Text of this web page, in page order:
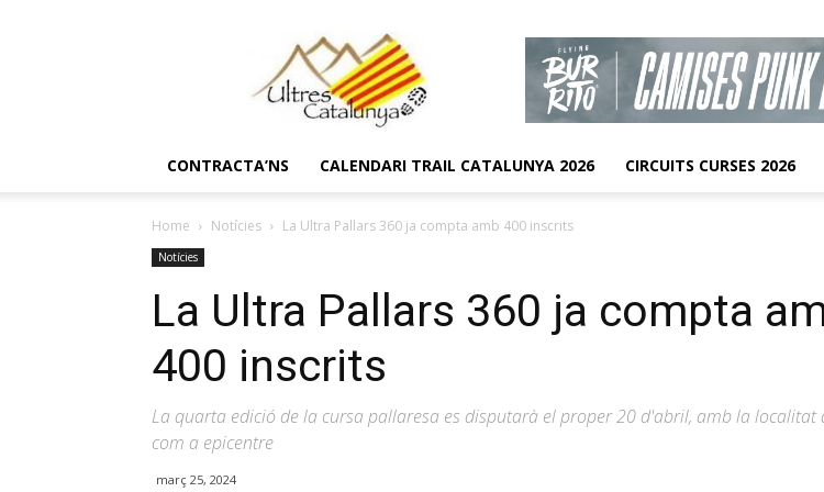
CONTRACTA’NS CALENDARI TRAIL CATALUNYA 2026 CIRCUITS CURSES 2026
Home Notícies La Ultra Pallars 360 ja compta amb 400 inscrits
Notícies
La Ultra Pallars 360 ja compta
400 inscrits
La quarta edició de la cursa pallaresa es disputarà el proper 20 d'abril, amb la localitat
com a epicentre
març 25, 2024